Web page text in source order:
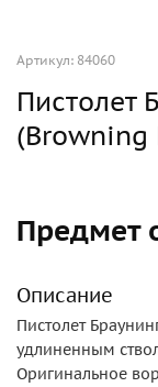
Артикул: 84060
Пистолет
(Browning
Предмет
Описание
Пистолет
удлиненным
Оригинальное